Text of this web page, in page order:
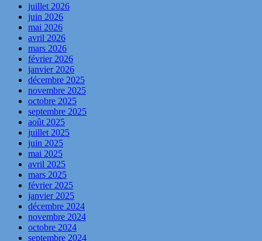
juillet 2026
juin 2026
mai 2026
avril 2026
mars 2026
février 2026
janvier 2026
décembre 2025
novembre 2025
octobre 2025
septembre 2025
août 2025
juillet 2025
juin 2025
mai 2025
avril 2025
mars 2025
février 2025
janvier 2025
décembre 2024
novembre 2024
octobre 2024
septembre 2024